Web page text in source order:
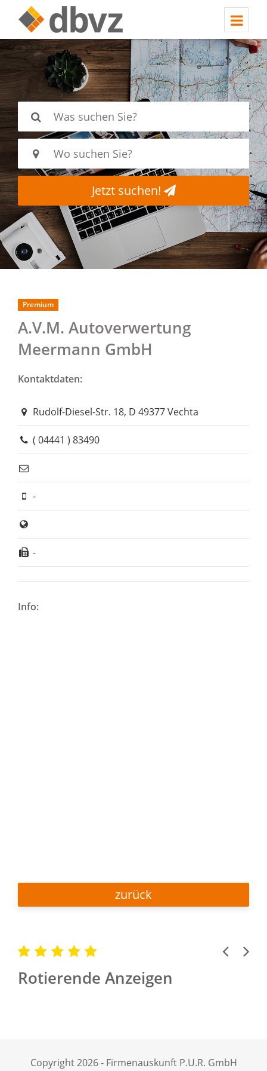
Jetzt suchen!
A.V.M. Autoverwertung
Meermann GmbH
Premium
Kontaktdaten:
Rudolf-Diesel-Str. 18, D 49377 Vechta
( 04441 ) 83490
-
-
Info:
zurück
Rotierende Anzeigen
Previous
Next
Copyright 2026 - Firmenauskunft P.U.R. GmbH